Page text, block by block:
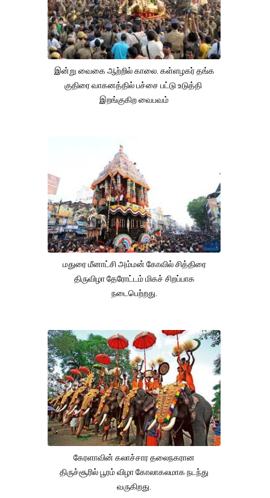
இன்று வைகை ஆற்றில் காலை. கள்ளழகர் தங்க
குதிரை வாகனத்தில் பச்சை பட்டு உடுத்தி
இறங்குகிற வைபவம்
மதுரை மீனாட்சி அம்மன் கோவில் சித்திரை
திருவிழா தேரோட்டம் மிகச் சிறப்பாக
நடைபெற்றது.
கேரளாவின் கலாச்சார தலைநகரான
திருச்சூரில் பூரம் விழா கோலாகலமாக நடந்து
வருகிறது.